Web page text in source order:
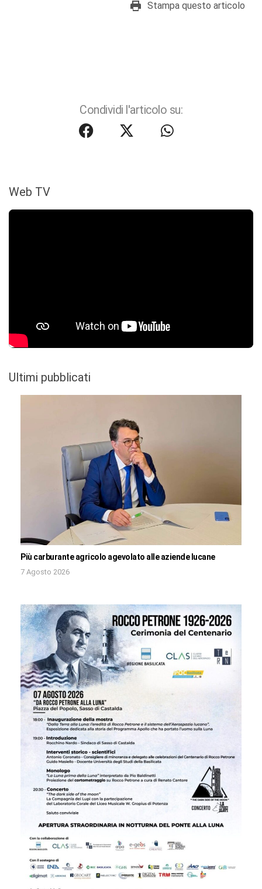
Stampa questo articolo
Condividi l'articolo su:
Web TV
Ultimi pubblicati
Più carburante agricolo agevolato alle aziende lucane
7 Agosto 2026